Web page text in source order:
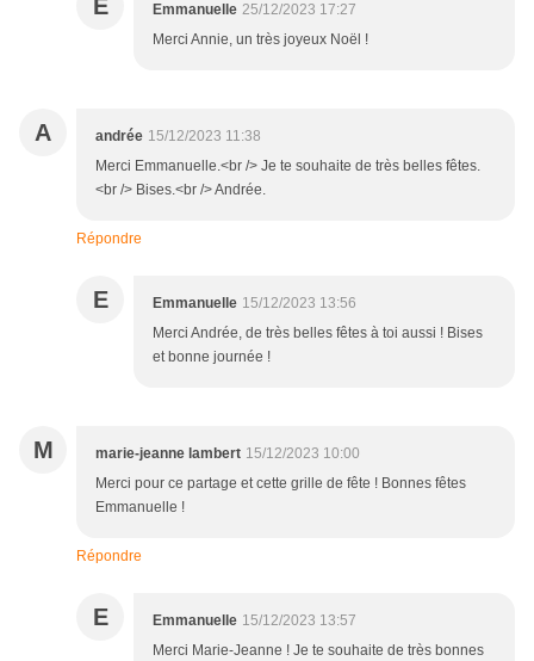
E Emmanuelle 25/12/2023 17:27
Merci Annie, un très joyeux Noël !
A andrée 15/12/2023 11:38
Merci Emmanuelle.<br /> Je te souhaite de très belles fêtes.
<br /> Bises.<br /> Andrée.
Répondre
E Emmanuelle 15/12/2023 13:56
Merci Andrée, de très belles fêtes à toi aussi ! Bises
et bonne journée !
M marie-jeanne lambert 15/12/2023 10:00
Merci pour ce partage et cette grille de fête ! Bonnes fêtes
Emmanuelle !
Répondre
E Emmanuelle 15/12/2023 13:57
Merci Marie-Jeanne ! Je te souhaite de très bonnes